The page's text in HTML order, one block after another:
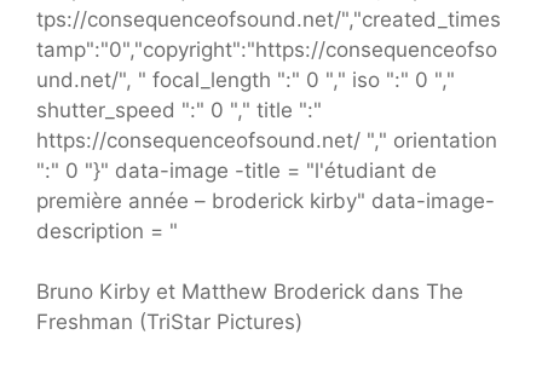
tps://consequenceofsound.net/","created_times
tamp":"0","copyright":"https://consequenceofso
und.net/", " focal_length ":" 0 "," iso ":" 0 ","
shutter_speed ":" 0 "," title ":"
https://consequenceofsound.net/ "," orientation
":" 0 "}" data-image -title = "l'étudiant de
première année – broderick kirby" data-image-
description = "
Bruno Kirby et Matthew Broderick dans The
Freshman (TriStar Pictures)